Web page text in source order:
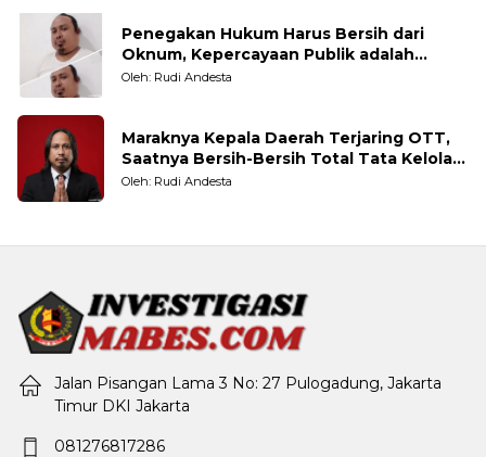
Penegakan Hukum Harus Bersih dari
Oknum, Kepercayaan Publik adalah
Taruhannya
Oleh: Rudi Andesta
Maraknya Kepala Daerah Terjaring OTT,
Saatnya Bersih-Bersih Total Tata Kelola
Pemerintahan
Oleh: Rudi Andesta
Jalan Pisangan Lama 3 No: 27 Pulogadung, Jakarta
Timur DKI Jakarta
081276817286